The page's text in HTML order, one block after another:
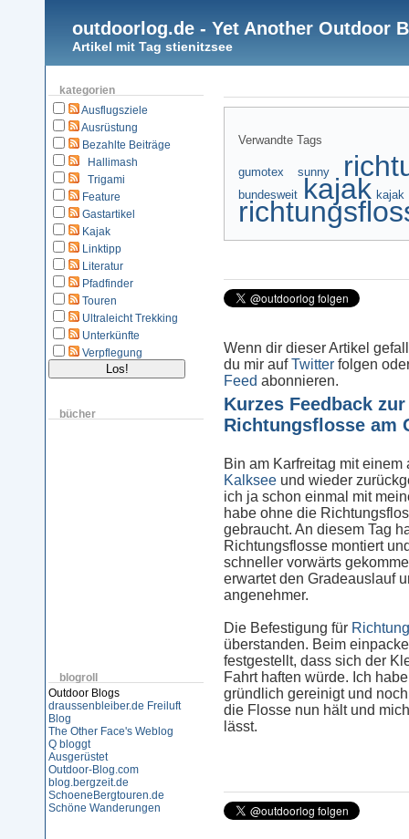
outdoorlog.de - Yet Another Outdoor
Artikel mit Tag stienitzsee
kategorien
Ausflugsziele
Ausrüstung
Bezahlte Beiträge
Hallimash
Trigami
Feature
Gastartikel
Kajak
Linktipp
Literatur
Pfadfinder
Touren
Ultraleicht Trekking
Unterkünfte
Verpflegung
bücher
blogroll
Outdoor Blogs
draussenbleiber.de Freiluft
Blog
The Other Face's Weblog
Q bloggt
Ausgerüstet
Outdoor-Blog.com
blog.bergzeit.de
SchoeneBergtouren.de
Schöne Wanderungen
Verwandte Tags
gumotex sunny
bundesweit kajak kajak
Wenn dir dieser Artikel
du mir aufTwitter folgen
Feed abonnieren.
Kurzes Feedback zur
Richtungsflosse am
Bin am Karfreitag mit
Kalksee und wieder
ich ja schon einmal mit
habe ohne die
gebraucht. An diesem Tag
Richtungsflosse montiert
schneller vorwärts
erwartet den Gradeauslauf
angenehmer.
Die Befestigung für
überstanden. Beim
festgestellt, dass sich der
Fahrt haften würde. Ich
gründlich gereinigt und
die Flosse nun hält und
lässt.